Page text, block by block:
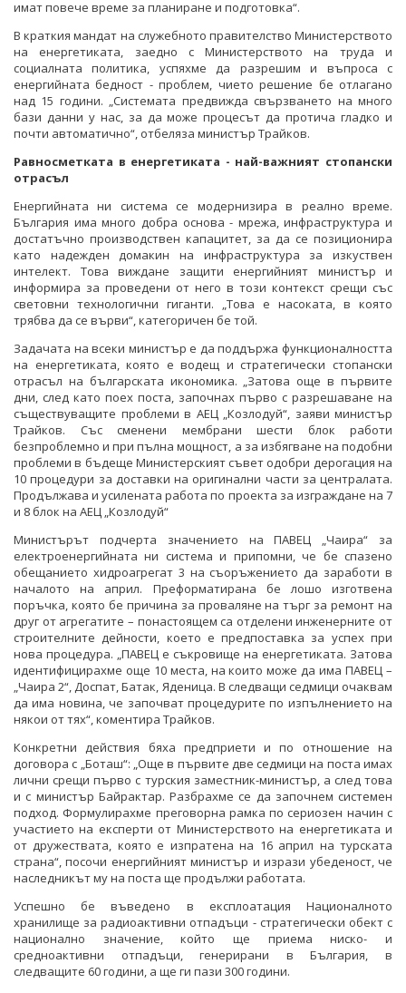
имат повече време за планиране и подготовка“.
В краткия мандат на служебното правителство Министерството
на енергетиката, заедно с Министерството на труда и
социалната политика, успяхме да разрешим и въпроса с
енергийната бедност - проблем, чието решение бе отлагано
над 15 години. „Системата предвижда свързването на много
бази данни у нас, за да може процесът да протича гладко и
почти автоматично“, отбеляза министър Трайков.
Равносметката в енергетиката - най-важният стопански
отрасъл
Енергийната ни система се модернизира в реално време.
България има много добра основа - мрежа, инфраструктура и
достатъчно производствен капацитет, за да се позиционира
като надежден домакин на инфраструктура за изкуствен
интелект. Това виждане защити енергийният министър и
информира за проведени от него в този контекст срещи със
световни технологични гиганти. „Това е насоката, в която
трябва да се върви“, категоричен бе той.
Задачата на всеки министър е да поддържа функционалността
на енергетиката, която е водещ и стратегически стопански
отрасъл на българската икономика. „Затова още в първите
дни, след като поех поста, започнах първо с разрешаване на
съществуващите проблеми в АЕЦ „Козлодуй“, заяви министър
Трайков. Със сменени мембрани шести блок работи
безпроблемно и при пълна мощност, а за избягване на подобни
проблеми в бъдеще Министерският съвет одобри дерогация на
10 процедури за доставки на оригинални части за централата.
Продължава и усилената работа по проекта за изграждане на 7
и 8 блок на АЕЦ „Козлодуй“
Министърът подчерта значението на ПАВЕЦ „Чаира“ за
електроенергийната ни система и припомни, че бе спазено
обещанието хидроагрегат 3 на съоръжението да заработи в
началото на април. Преформатирана бе лошо изготвена
поръчка, която бе причина за проваляне на търг за ремонт на
друг от агрегатите – понастоящем са отделени инженерните от
строителните дейности, което е предпоставка за успех при
нова процедура. „ПАВЕЦ е съкровище на енергетиката. Затова
идентифицирахме още 10 места, на които може да има ПАВЕЦ –
„Чаира 2“, Доспат, Батак, Яденица. В следващи седмици очаквам
да има новина, че започват процедурите по изпълнението на
някои от тях“, коментира Трайков.
Конкретни действия бяха предприети и по отношение на
договора с „Боташ“: „Още в първите две седмици на поста имах
лични срещи първо с турския заместник-министър, а след това
и с министър Байрактар. Разбрахме се да започнем системен
подход. Формулирахме преговорна рамка по сериозен начин с
участието на експерти от Министерството на енергетиката и
от дружествата, която е изпратена на 16 април на турската
страна“, посочи енергийният министър и изрази убеденост, че
наследникът му на поста ще продължи работата.
Успешно бе въведено в експлоатация Националното
хранилище за радиоактивни отпадъци - стратегически обект с
национално значение, който ще приема ниско- и
средноактивни отпадъци, генерирани в България, в
следващите 60 години, а ще ги пази 300 години.